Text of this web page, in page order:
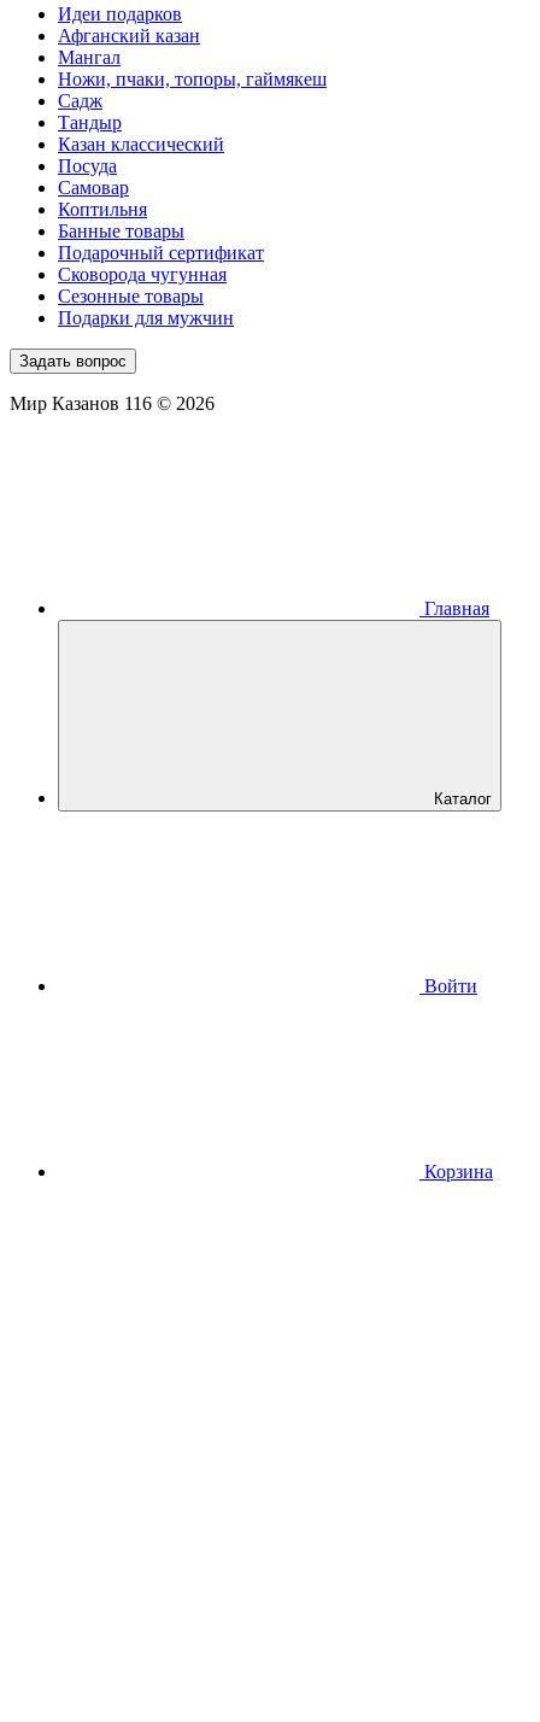
Идеи подарков
Афганский казан
Мангал
Ножи, пчаки, топоры, гаймякеш
Садж
Тандыр
Казан классический
Посуда
Самовар
Коптильня
Банные товары
Подарочный сертификат
Сковорода чугунная
Сезонные товары
Подарки для мужчин
Задать вопрос
Мир Казанов 116 © 2026
Главная
Каталог
Войти
Корзина